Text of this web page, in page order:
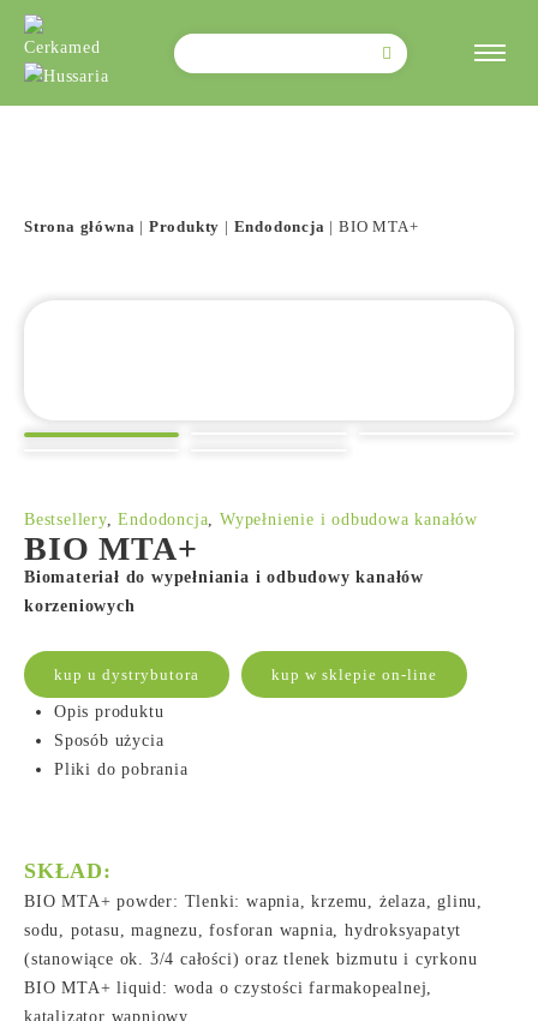
Szukaj:
Strona główna | Produkty | Endodoncja |BIO MTA+
Bestsellery,Endodoncja,Wypełnienie i odbudowa kanałów
BIO MTA+
Biomateriał do wypełniania i odbudowy kanałów
korzeniowych
kup u dystrybutora kup w sklepie on-line
Opis produktu
Sposób użycia
Pliki do pobrania
SKŁAD:
BIO MTA+ powder: Tlenki: wapnia, krzemu, żelaza, glinu,
sodu, potasu, magnezu, fosforan wapnia, hydroksyapatyt
(stanowiące ok. 3/4 całości) oraz tlenek bizmutu i cyrkonu
BIO MTA+ liquid: woda o czystości farmakopealnej,
katalizator wapniowy.